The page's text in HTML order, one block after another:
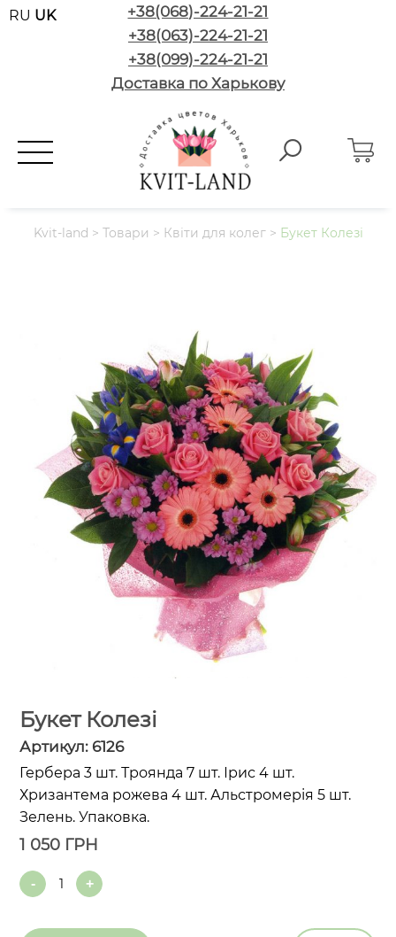
RU UK
+38(068)-224-21-21
+38(063)-224-21-21
+38(099)-224-21-21
Доставка по Харькову
Kvit-land > Товари > Квіти для колег> Букет Колезі
Букет Колезі
Артикул: 6126
Гербера 3 шт. Троянда 7 шт. Ірис 4 шт.
Хризантема рожева 4 шт. Альстромерія 5 шт.
Зелень. Упаковка.
1 050 ГРН
Quantity